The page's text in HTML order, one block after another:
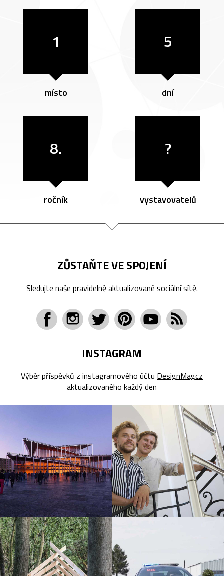
1
místo
5
dní
8.
ročník
?
vystavovatelů
ZŮSTAŇTE VE SPOJENÍ
Sledujte naše pravidelně aktualizované sociální sítě.
INSTAGRAM
Výběr příspěvků z instagramového účtu DesignMagcz
aktualizovaného každý den